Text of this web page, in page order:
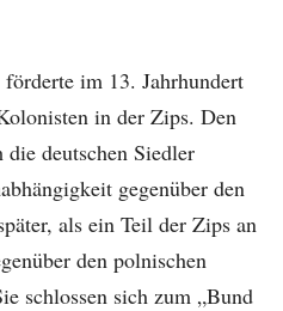
förderte im 13. Jahrhundert
in der Zips. Den
die deutschen Siedler
gegenüber den
als ein Teil der Zips an
den polnischen
schlossen sich zum „Bund